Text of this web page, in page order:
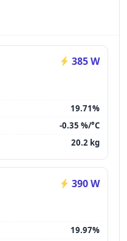
385 W
19.71%
-0.35 %/°C
20.2 kg
390 W
19.97%